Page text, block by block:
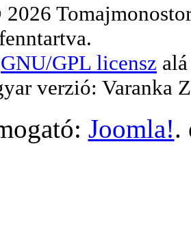
GNU/GPL licensz
verzió: Varanka
Joomla!.